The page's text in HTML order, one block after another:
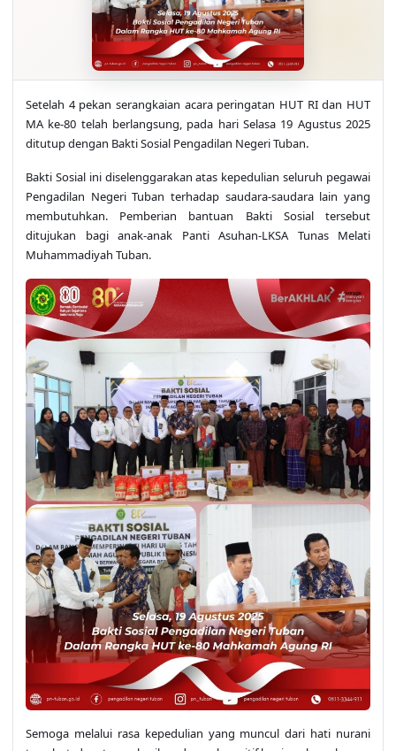
Setelah 4 pekan serangkaian acara peringatan HUT RI dan HUT
MA ke-80 telah berlangsung, pada hari Selasa 19 Agustus 2025
ditutup dengan Bakti Sosial Pengadilan Negeri Tuban.
Bakti Sosial ini diselenggarakan atas kepedulian seluruh pegawai
Pengadilan Negeri Tuban terhadap saudara-saudara lain yang
membutuhkan. Pemberian bantuan Bakti Sosial tersebut
ditujukan bagi anak-anak Panti Asuhan-LKSA Tunas Melati
Muhammadiyah Tuban.
Semoga melalui rasa kepedulian yang muncul dari hati nurani